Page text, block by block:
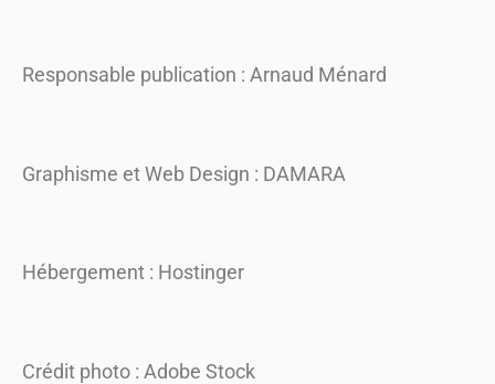
Responsable publication : Arnaud Ménard
Graphisme et Web Design : DAMARA
Hébergement : Hostinger
Crédit photo : Adobe Stock